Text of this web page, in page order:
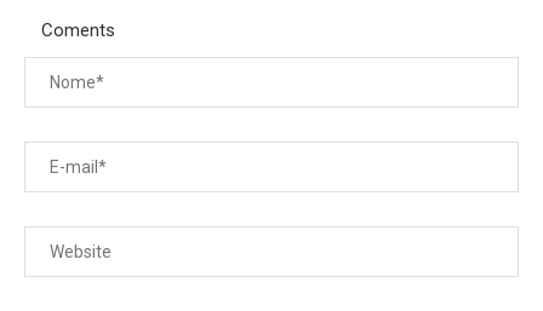
Coments